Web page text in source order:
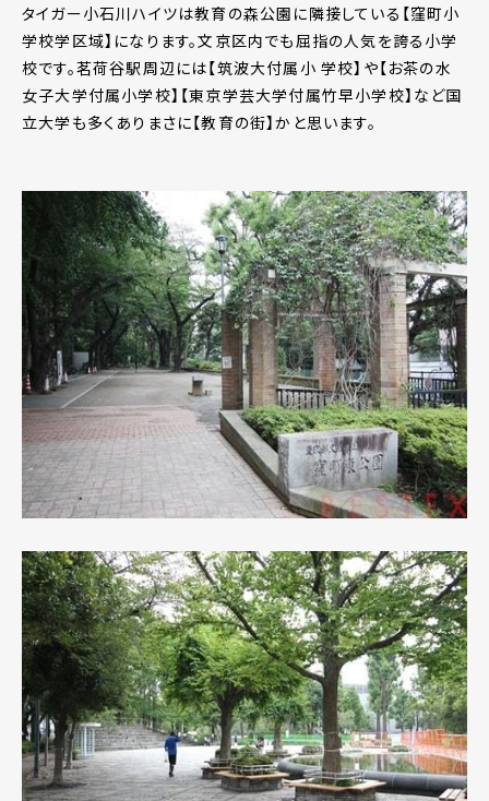
タイガー小石川ハイツは教育の森公園に隣接している【窪町小
学校学区域】になります。文京区内でも屈指の人気を誇る小学
校です。茗荷谷駅周辺には【筑波大付属小 学校】や【お茶の水
女子大学付属小学校】【東京学芸大学付属竹早小学校】など国
立大学も多くありまさに【教育の街】かと思います。